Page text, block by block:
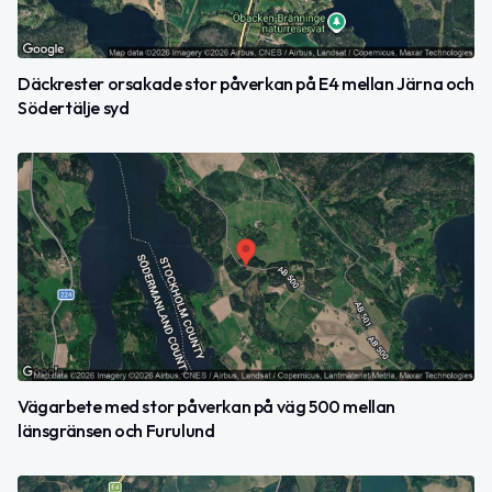
Däckrester orsakade stor påverkan på E4 mellan Järna och
Södertälje syd
Vägarbete med stor påverkan på väg 500 mellan
länsgränsen och Furulund